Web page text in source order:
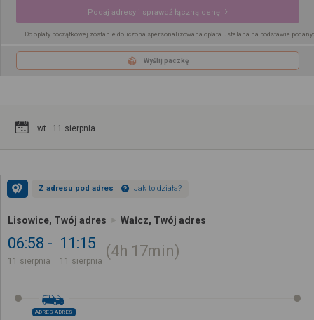
Podaj adresy i sprawdź łączną cenę
Do opłaty początkowej zostanie doliczona spersonalizowana opłata ustalana na podstawie
Wyślij paczkę
wt.. 11 sierpnia
Z adresu pod adres Jak to działa?
Lisowice, Twój adres Wałcz, Twój adres
06:58
11 sierpnia
11:15
11 sierpnia
4h 17min
ADRES-ADRES